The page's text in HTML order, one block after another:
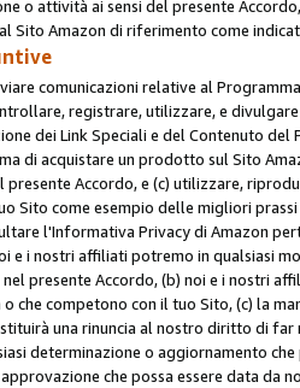
o attività ai sensi del presente
Sito Amazon di riferimento come
comunicazioni relative al
registrare, utilizzare, e
dei Link Speciali e del Contenuto
di acquistare un prodotto sul Sito
Accordo, e (c) utilizzare,
Sito come esempio delle migliori
l'Informativa Privacy di Amazon
e i nostri affiliati potremo in qualsiasi
presente Accordo, (b) noi e i nostri
o che competono con il tuo Sito, (c) la
una rinuncia al nostro diritto di
determinazione o aggiornamento
che possa essere data